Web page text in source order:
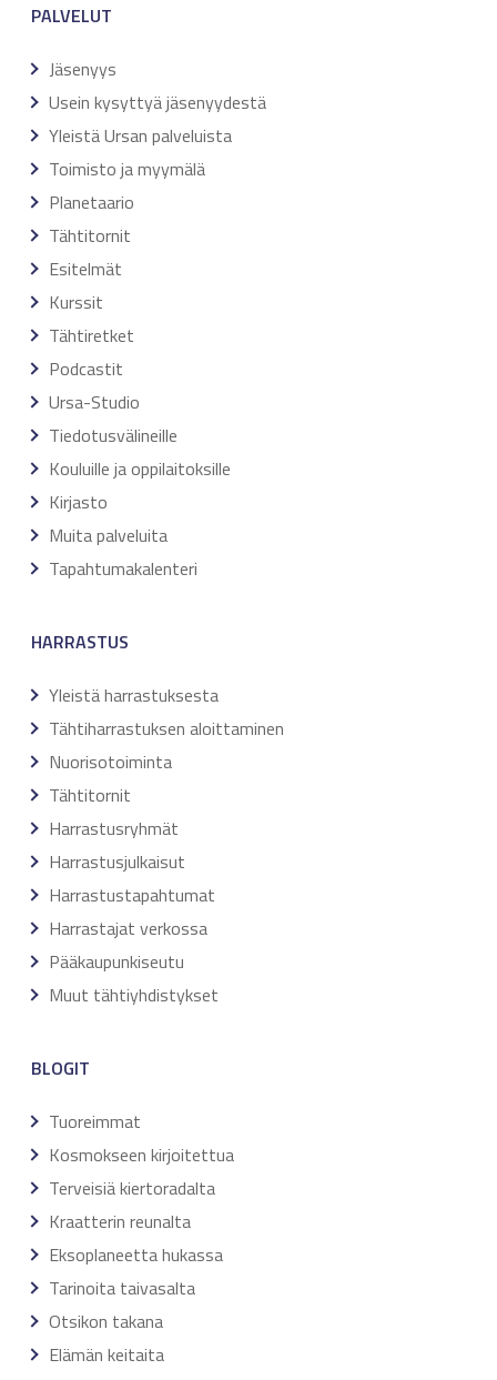
PALVELUT
Jäsenyys
Usein kysyttyä jäsenyydestä
Yleistä Ursan palveluista
Toimisto ja myymälä
Planetaario
Tähtitornit
Esitelmät
Kurssit
Tähtiretket
Podcastit
Ursa-Studio
Tiedotusvälineille
Kouluille ja oppilaitoksille
Kirjasto
Muita palveluita
Tapahtumakalenteri
HARRASTUS
Yleistä harrastuksesta
Tähtiharrastuksen aloittaminen
Nuorisotoiminta
Tähtitornit
Harrastusryhmät
Harrastusjulkaisut
Harrastustapahtumat
Harrastajat verkossa
Pääkaupunkiseutu
Muut tähtiyhdistykset
BLOGIT
Tuoreimmat
Kosmokseen kirjoitettua
Terveisiä kiertoradalta
Kraatterin reunalta
Eksoplaneetta hukassa
Tarinoita taivasalta
Otsikon takana
Elämän keitaita